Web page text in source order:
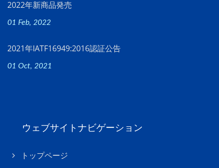
2022年新商品発売
01 Feb, 2022
2021年IATF16949:2016認証公告
01 Oct, 2021
ウェブサイトナビゲーション
トップページ